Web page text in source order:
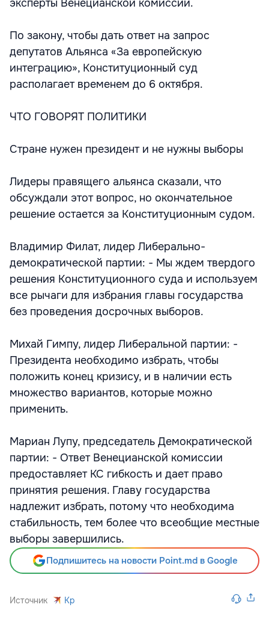
эксперты Венецианской комиссии.
По закону, чтобы дать ответ на запрос
депутатов Альянса «За европейскую
интеграцию», Конституционный суд
располагает временем до 6 октября.
ЧТО ГОВОРЯТ ПОЛИТИКИ
Стране нужен президент и не нужны выборы
Лидеры правящего альянса сказали, что
обсуждали этот вопрос, но окончательное
решение остается за Конституционным судом.
Владимир Филат, лидер Либерально-
демократической партии: - Мы ждем твердого
решения Конституционного суда и используем
все рычаги для избрания главы государства
без проведения досрочных выборов.
Михай Гимпу, лидер Либеральной партии: -
Президента необходимо избрать, чтобы
положить конец кризису, и в наличии есть
множество вариантов, которые можно
применить.
Мариан Лупу, председатель Демократической
партии: - Ответ Венецианской комиссии
предоставляет КС гибкость и дает право
принятия решения. Главу государства
надлежит избрать, потому что необходима
стабильность, тем более что всеобщие местные
выборы завершились.
Подпишитесь на новости Point.md в Google
Источник Kp